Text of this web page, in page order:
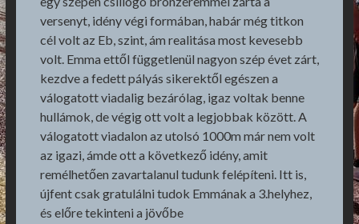
versenyt, idény végi formában, habár még titkon
cél volt az Eb, szint, ám realitása most kevesebb
volt. Emma ettől függetlenül nagyon szép évet zárt,
kezdve a fedett pályás sikerektől egészen a
válogatott viadalig bezárólag, igaz voltak benne
hullámok, de végig ott volt a legjobbak között. A
válogatott viadalon az utolsó 1000m már nem volt
az igazi, ámde ott a következő idény, amit
remélhetően zavartalanul tudunk felépíteni. Itt is,
újfent csak gratulálni tudok Emmának a 3.helyhez,
és előre tekinteni a jövőbe